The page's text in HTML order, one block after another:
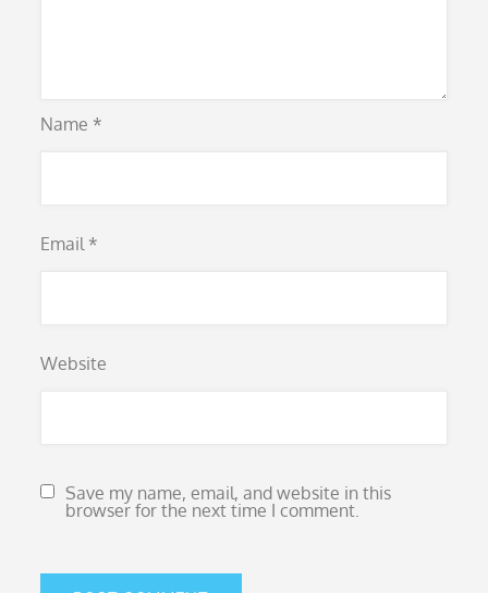
Name *
Email *
Website
Save my name, email, and website in this
browser for the next time I comment.